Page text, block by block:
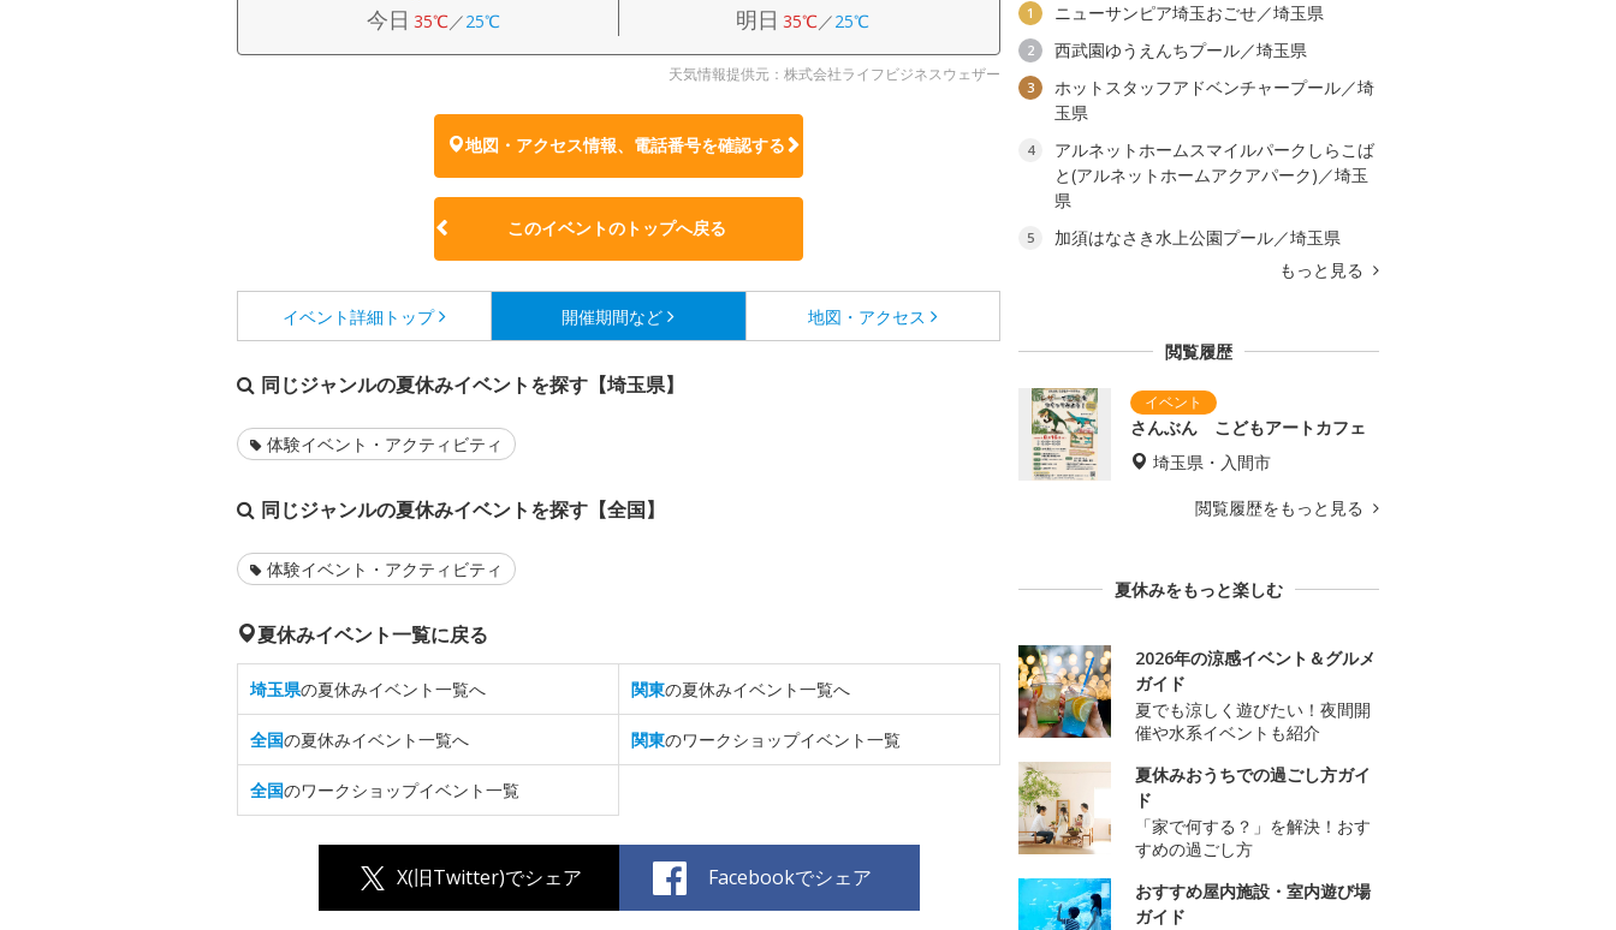
今日 35℃／25℃ 明日 35℃／25℃
天気情報提供元：株式会社ライフビジネスウェザー
地図・アクセス情報、電話番号を確認する
このイベントのトップへ戻る
イベント詳細 トップ 開催期間など 地図・アクセス
同じジャンルの夏休みイベントを探す【埼玉県】
体験イベント・アクティビティ
同じジャンルの夏休みイベントを探す【全国】
体験イベント・アクティビティ
夏休みイベント一覧に戻る
埼玉県の夏休みイベント一覧へ 関東の夏休みイベント一覧へ
全国の夏休みイベント一覧へ 関東のワークショップイベント一覧
全国のワークショップイベント一覧
X(旧Twitter)でシェア Facebookでシェア
1 ニューサンピア埼玉おごせ／埼玉県
2 西武園ゆうえんちプール／埼玉県
3
ホットスタッフアドベンチャープール／埼
玉県
4
アルネットホームスマイルパークしらこば
と(アルネットホームアクアパーク)／埼玉
県
5
加須はなさき水上公園プール／埼玉県
もっと見る
閲覧履歴
さんぶん こどもアートカフェ
埼玉県・入間市
閲覧履歴をもっと見る
夏休みをもっと楽しむ
2026年の涼感イベント＆グルメ
ガイド
夏でも涼しく遊びたい！夜間開
催や水系イベントも紹介
夏休みおうちでの過ごし方ガイ
ド
「家で何する？」を解決！おす
すめの過ごし方
おすすめ屋内施設・室内遊び場
ガイド